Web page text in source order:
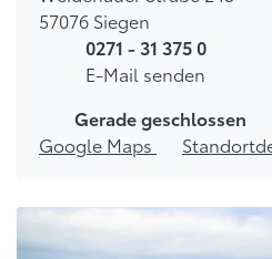
57076 Siegen
0271 - 31 375 0
E-Mail senden
Gerade geschlossen
Google Maps